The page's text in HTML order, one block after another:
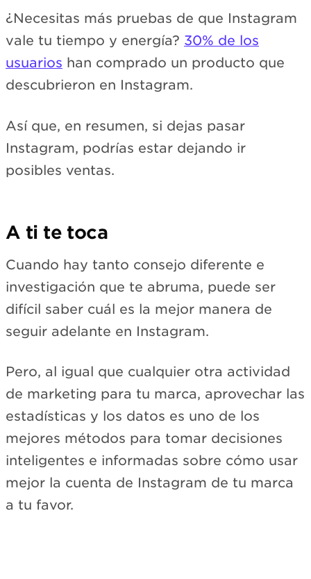
¿Necesitas más pruebas de que Instagram
vale tu tiempo y energía? 30% de los
usuarios han comprado un producto que
descubrieron en Instagram.
Así que, en resumen, si dejas pasar
Instagram, podrías estar dejando ir
posibles ventas.
A ti te toca
Cuando hay tanto consejo diferente e
investigación que te abruma, puede ser
difícil saber cuál es la mejor manera de
seguir adelante en Instagram.
Pero, al igual que cualquier otra actividad
de marketing para tu marca, aprovechar las
estadísticas y los datos es uno de los
mejores métodos para tomar decisiones
inteligentes e informadas sobre cómo usar
mejor la cuenta de Instagram de tu marca
a tu favor.